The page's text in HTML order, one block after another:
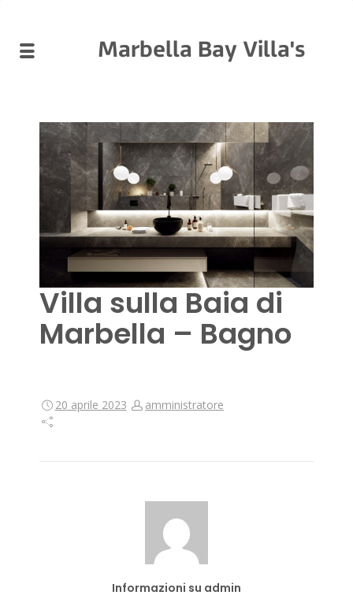
Marbella Bay Villa's
Villa sulla Baia di
Marbella – Bagno
20 aprile 2023 amministratore
Informazioni su admin